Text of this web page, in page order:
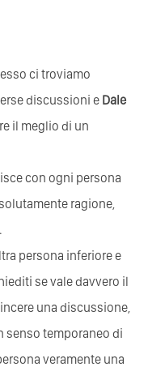
ci troviamo
discussioni e Dale
il meglio di un
con ogni persona
ragione,
persona inferiore e
se vale davvero il
una discussione,
senso temporaneo di
veramente una